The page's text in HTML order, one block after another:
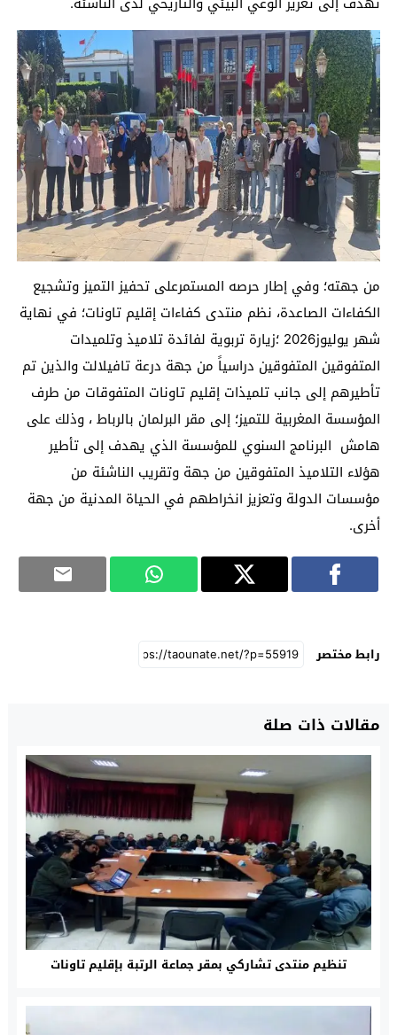
من جهته؛ وفي إطار حرصه المستمرعلى تحفيز التميز وتشجيع
الكفاءات الصاعدة، نظم منتدى كفاءات إقليم تاونات؛ في نهاية
شهر يوليوز2026 ؛زيارة تربوية لفائدة تلاميذ وتلميدات
المتفوقين المتفوقين دراسياً من جهة درعة تافيلالت والذين تم
تأطيرهم إلى جانب تلميذات إقليم تاونات المتفوقات من طرف
المؤسسة المغربية للتميز؛ إلى مقر البرلمان بالرباط ، وذلك على
هامش البرنامج السنوي للمؤسسة الذي يهدف إلى تأطير
هؤلاء التلاميذ المتفوقين من جهة وتقريب الناشئة من
مؤسسات الدولة وتعزيز انخراطهم في الحياة المدنية من جهة
أخرى.
رابط مختصر
مقالات ذات صلة
تنظيم منتدى تشاركي بمقر جماعة الرتبة بإقليم تاونات‎